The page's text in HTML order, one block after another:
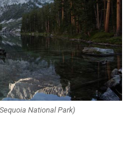
National Park)